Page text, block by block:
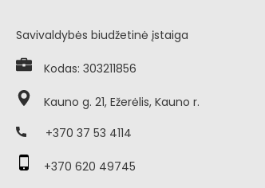
Savivaldybės biudžetinė įstaiga
Kodas: 303211856
Kauno g. 21, Ežerėlis, Kauno r.
+370 37 53 4114
+370 620 49745